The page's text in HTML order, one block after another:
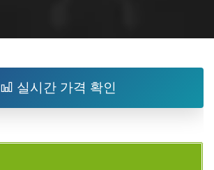
실시간 가격 확인